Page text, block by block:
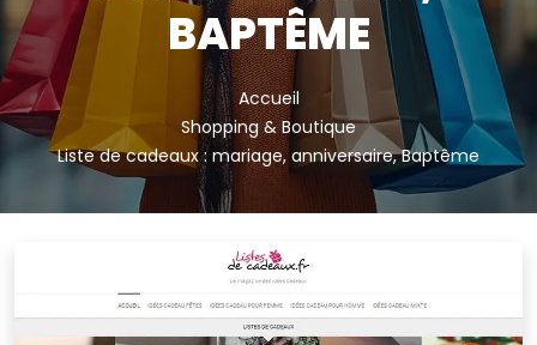
BAPTÊME
Accueil
Shopping & Boutique
Liste de cadeaux : mariage, anniversaire, Baptême